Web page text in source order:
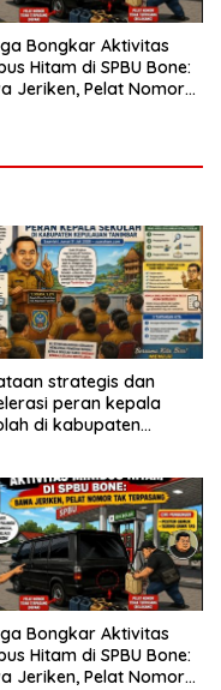
Bongkar Aktivitas
Hitam di SPBU Bone:
Jeriken, Pelat Nomor
strategis dan
peran kepala
di kabupaten
Bongkar Aktivitas
Hitam di SPBU Bone:
Jeriken, Pelat Nomor